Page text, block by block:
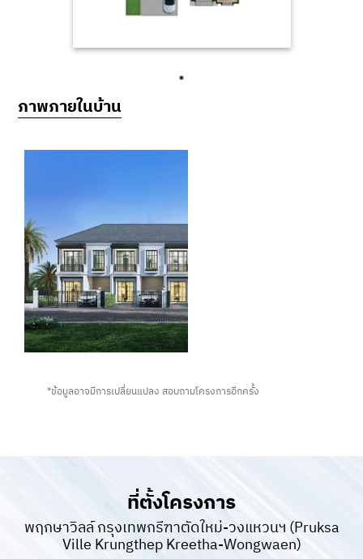
ภาพภายในบ้าน
*ข้อมูลอาจมีการเปลี่ยนแปลง สอบถามโครงการอีกครั้ง
ที่ตั้งโครงการ
พฤกษาวิลล์ กรุงเทพกรีฑาตัดใหม่-วงแหวนฯ (Pruksa
Ville Krungthep Kreetha-Wongwaen)